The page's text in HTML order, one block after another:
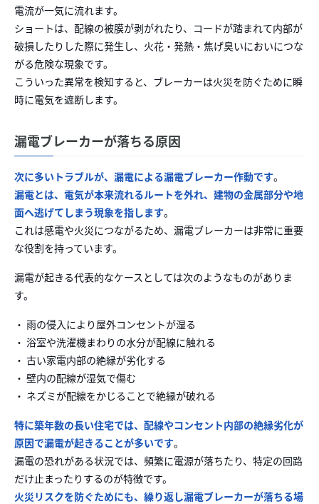
電流が一気に流れます。
ショートは、配線の被膜が剥がれたり、コードが踏まれて内部が
破損したりした際に発生し、火花・発熱・焦げ臭いにおいにつな
がる危険な現象です。
こういった異常を検知すると、ブレーカーは火災を防ぐために瞬
時に電気を遮断します。
漏電ブレーカーが落ちる原因
次に多いトラブルが、漏電による漏電ブレーカー作動です。
漏電とは、電気が本来流れるルートを外れ、建物の金属部分や地
面へ逃げてしまう現象を指します。
これは感電や火災につながるため、漏電ブレーカーは非常に重要
な役割を持っています。
漏電が起きる代表的なケースとしては次のようなものがありま
す。
・ 雨の侵入により屋外コンセントが湿る
・ 浴室や洗濯機まわりの水分が配線に触れる
・ 古い家電内部の絶縁が劣化する
・ 壁内の配線が湿気で傷む
・ ネズミが配線をかじることで絶縁が破れる
特に築年数の長い住宅では、配線やコンセント内部の絶縁劣化が
原因で漏電が起きることが多いです。
漏電の恐れがある状況では、頻繁に電源が落ちたり、特定の回路
だけ止まったりするのが特徴です。
火災リスクを防ぐためにも、繰り返し漏電ブレーカーが落ちる場